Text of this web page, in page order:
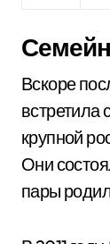
Вскоре
встретила
крупной
Они
пары